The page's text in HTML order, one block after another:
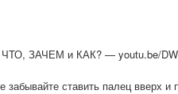
ЗАЧЕМ и КАК? — youtu.be/
ставить палец вверх и